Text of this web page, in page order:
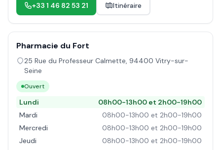
+33 1 46 82 53 21 Itinéraire
Pharmacie du Fort
25 Rue du Professeur Calmette, 94400 Vitry-sur-
Seine
Ouvert
Lundi
08h00-13h00 et 2h00-19h00
Mardi
08h00-13h00 et 2h00-19h00
Mercredi
08h00-13h00 et 2h00-19h00
Jeudi
08h00-13h00 et 2h00-19h00